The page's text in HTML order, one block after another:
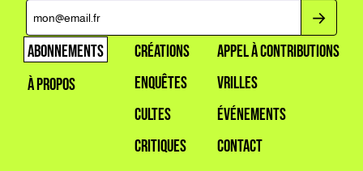
ABONNEMENTS
À PROPOS
CRÉATIONS
ENQUÊTES
CULTES
CRITIQUES
APPEL À CONTRIBUTIONS
VRILLES
ÉVÉNEMENTS
CONTACT